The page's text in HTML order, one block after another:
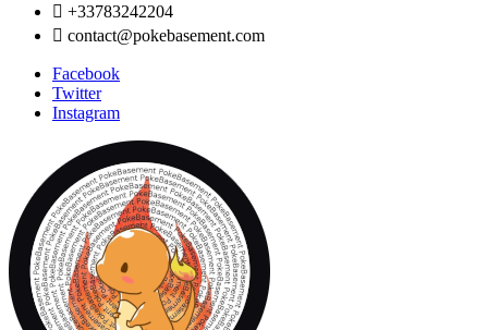
 +33783242204
 contact@pokebasement.com
Facebook
Twitter
Instagram